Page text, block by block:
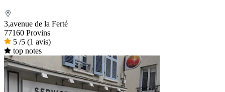
3,avenue de la Ferté
77160 Provins
5 /5 (1 avis)
top notes